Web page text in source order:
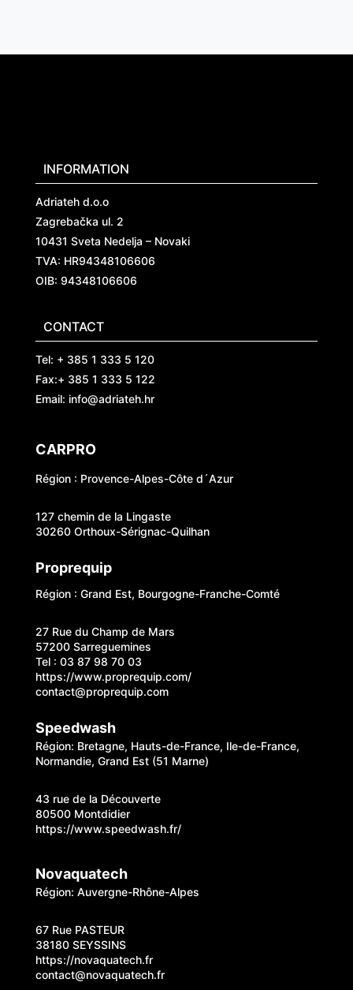
INFORMATION
Adriateh d.o.o
Zagrebačka ul. 2
10431 Sveta Nedelja – Novaki
TVA: HR94348106606
OIB: 94348106606
CONTACT
Tel: + 385 1 333 5 120
Fax:+ 385 1 333 5 122
Email: info@adriateh.hr
CARPRO
Région : Provence-Alpes-Côte d´Azur
127 chemin de la Lingaste
30260 Orthoux-Sérignac-Quilhan
Proprequip
Région : Grand Est, Bourgogne-Franche-Comté
27 Rue du Champ de Mars
57200 Sarreguemines
Tel : 03 87 98 70 03
https://www.proprequip.com/
contact@proprequip.com
Speedwash
Région: Bretagne, Hauts-de-France, Ile-de-France,
Normandie, Grand Est (51 Marne)
43 rue de la Découverte
80500 Montdidier
https://www.speedwash.fr/
Novaquatech
Région: Auvergne-Rhône-Alpes
67 Rue PASTEUR
38180 SEYSSINS
https://novaquatech.fr
contact@novaquatech.fr